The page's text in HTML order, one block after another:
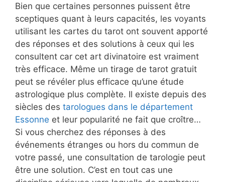
Bien que certaines personnes puissent être
sceptiques quant à leurs capacités, les voyants
utilisant les cartes du tarot ont souvent apporté
des réponses et des solutions à ceux qui les
consultent car cet art divinatoire est vraiment
très efficace. Même un tirage de tarot gratuit
peut se révéler plus efficace qu’une étude
astrologique plus complète. Il existe depuis des
siècles des tarologues dans le département
Essonne et leur popularité ne fait que croître…
Si vous cherchez des réponses à des
événements étranges ou hors du commun de
votre passé, une consultation de tarologie peut
être une solution. C’est en tout cas une